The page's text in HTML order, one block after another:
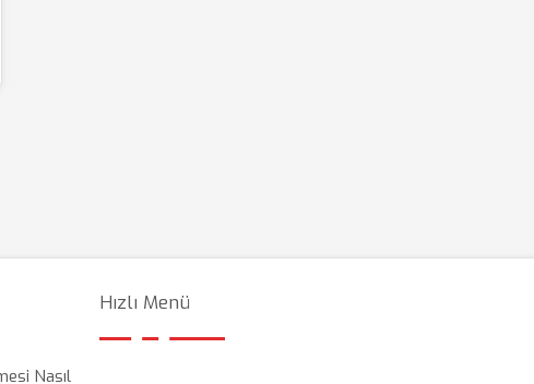
Nasıl
Hızlı Menü